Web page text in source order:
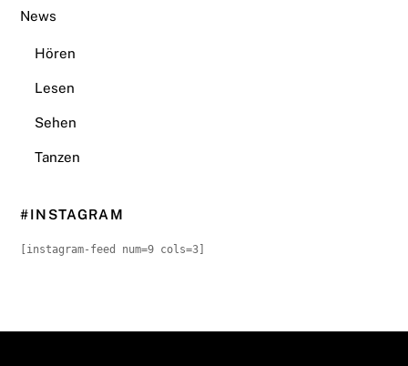
News
Hören
Lesen
Sehen
Tanzen
#INSTAGRAM
[instagram-feed num=9 cols=3]